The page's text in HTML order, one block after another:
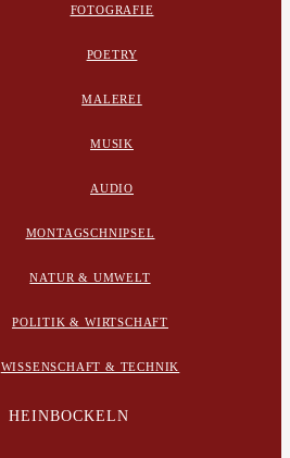
FOTOGRAFIE
POETRY
MALEREI
MUSIK
AUDIO
MONTAGSCHNIPSEL
NATUR & UMWELT
POLITIK & WIRTSCHAFT
WISSENSCHAFT & TECHNIK
HEINBOCKELN